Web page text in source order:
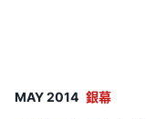
MAY 2014 銀幕